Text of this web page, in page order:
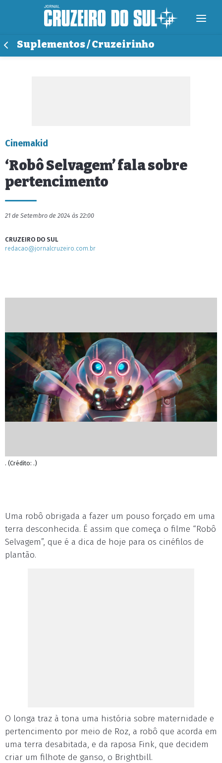
Suplementos / Cruzeirinho
Cinemakid
‘Robô Selvagem’ fala sobre
pertencimento
21 de Setembro de 2024 às 22:00
CRUZEIRO DO SUL
redacao@jornalcruzeiro.com.br
. (Crédito: .)
Uma robô obrigada a fazer um pouso forçado em uma
terra desconhecida. É assim que começa o filme “Robô
Selvagem”, que é a dica de hoje para os cinéfilos de
plantão.
O longa traz à tona uma história sobre maternidade e
pertencimento por meio de Roz, a robô que acorda em
uma terra desabitada, e da raposa Fink, que decidem
criar um filhote de ganso, o Brightbill.